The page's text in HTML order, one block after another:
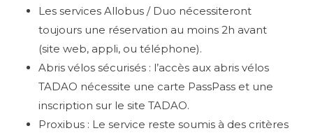
Les services Allobus / Duo nécessiteront
toujours une réservation au moins 2h avant
(site web, appli, ou téléphone).
Abris vélos sécurisés : l’accès aux abris vélos
TADAO nécessite une carte PassPass et une
inscription sur le site TADAO.
Proxibus : Le service reste soumis à des critères